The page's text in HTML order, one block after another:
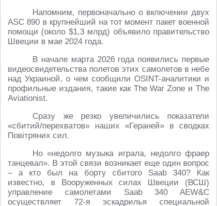
Напомним, первоначально о включении двух
ASC 890 в крупнейший на тот момент пакет военной
помощи (около $1,3 млрд) объявило правительство
Швеции в мае 2024 года.
В начале марта 2026 года появились первые
видеосвидетельства полетов этих самолетов в небе
над Украиной, о чем сообщили OSINT-аналитики и
профильные издания, такие как The War Zone и The
Aviationist.
Сразу же резко увеличились показатели
«сбитий/перехватов» наших «Гераней» в сводках
Повiтряних сил.
Но «недолго музыка играла, недолго фраер
танцевал». В этой связи возникает еще один вопрос
– а кто был на борту сбитого Saab 340? Как
известно, в Вооруженных силах Швеции (ВСШ)
управление самолетами Saab 340 AEW&C
осуществляет 72-я эскадрилья специальной